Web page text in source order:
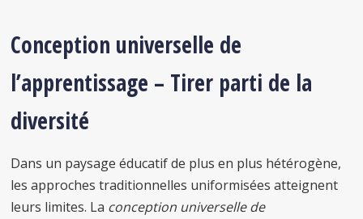
Conception universelle de
l’apprentissage – Tirer parti de la
diversité
Dans un paysage éducatif de plus en plus hétérogène,
les approches traditionnelles uniformisées atteignent
leurs limites. La conception universelle de